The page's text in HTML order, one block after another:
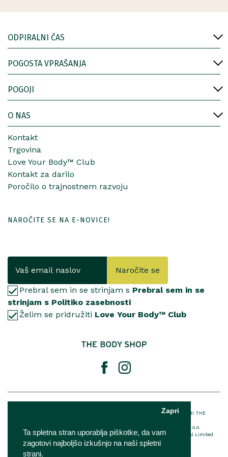
Ta spletna stran uporablja piškotke, da vam
zagotovi najboljšo izkušnjo na naši spletni
strani.
Zapri
ODPIRALNI ČAS
POGOSTA VPRAŠANJA
POGOJI
O NAS
Kontakt
Trgovina
Love Your Body™ Club
Kontakt za darilo
Poročilo o trajnostnem razvoju
NAROČITE SE NA E-NOVICE!
Naročite se
Prebral sem in se strinjam s Prebral sem in se
strinjam s Politiko zasebnosti
Želim se pridružiti Love Your Body™ Club
® Registrirana blagovna znamka podjetja THE BODY SHOP LIMITED™ v lasti THE
The Body Shop franšiza je v lasti in upravljanju podjetja IQ Verde d.o.o.
Za podrobnosti o EU imenovani odgovorni osebi The Body Shop International Limited
kliknitetukaj